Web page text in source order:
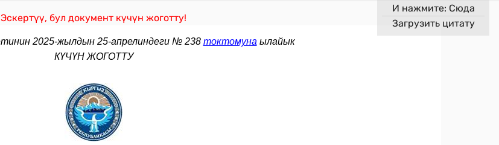
Эскертүү, бул документ күчүн жоготту!
И нажмите: Сюда
Загрузить цитату